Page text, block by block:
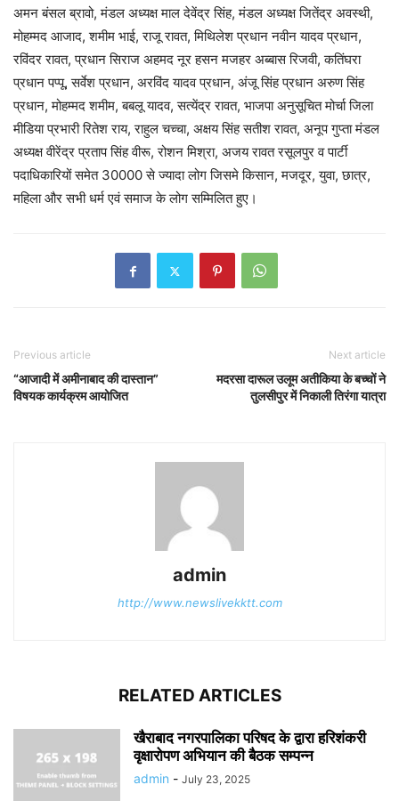
अमन बंसल ब्रावो, मंडल अध्यक्ष माल देवेंद्र सिंह, मंडल अध्यक्ष जितेंद्र अवस्थी,
मोहम्मद आजाद, शमीम भाई, राजू रावत, मिथिलेश प्रधान नवीन यादव प्रधान,
रविंदर रावत, प्रधान सिराज अहमद नूर हसन मजहर अब्बास रिजवी, कतिंघरा
प्रधान पप्पू, सर्वेश प्रधान, अरविंद यादव प्रधान, अंजू सिंह प्रधान अरुण सिंह
प्रधान, मोहम्मद शमीम, बबलू यादव, सत्येंद्र रावत, भाजपा अनुसूचित मोर्चा जिला
मीडिया प्रभारी रितेश राय, राहुल चच्चा, अक्षय सिंह सतीश रावत, अनूप गुप्ता मंडल
अध्यक्ष वीरेंद्र प्रताप सिंह वीरू, रोशन मिश्रा, अजय रावत रसूलपुर व पार्टी
पदाधिकारियों समेत 30000 से ज्यादा लोग जिसमे किसान, मजदूर, युवा, छात्र,
महिला और सभी धर्म एवं समाज के लोग सम्मिलित हुए।
Previous article
“आजादी में अमीनाबाद की दास्तान”
विषयक कार्यक्रम आयोजित
Next article
मदरसा दारूल उलूम अतीकिया के बच्चों ने
तुलसीपुर में निकाली तिरंगा यात्रा
admin
http://www.newslivekktt.com
RELATED ARTICLES
खैराबाद नगरपालिका परिषद के द्वारा हरिशंकरी
वृक्षारोपण अभियान की बैठक सम्पन्न
admin - July 23, 2025